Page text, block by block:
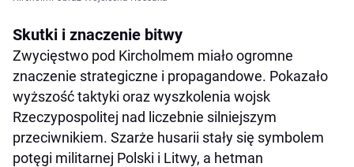
Skutki i znaczenie bitwy
Zwycięstwo pod Kircholmem miało ogromne
znaczenie strategiczne i propagandowe. Pokazało
wyższość taktyki oraz wyszkolenia wojsk
Rzeczypospolitej nad liczebnie silniejszym
przeciwnikiem. Szarże husarii stały się symbolem
potęgi militarnej Polski i Litwy, a hetman